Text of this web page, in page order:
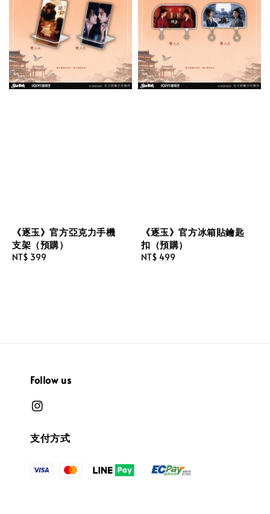
《逐玉》官方亞克力手機
支架（預購）
Regular
NT$ 399
《逐玉》官方冰箱貼鑰匙
扣（預購）
Regular
NT$ 499
Follow us
支付方式